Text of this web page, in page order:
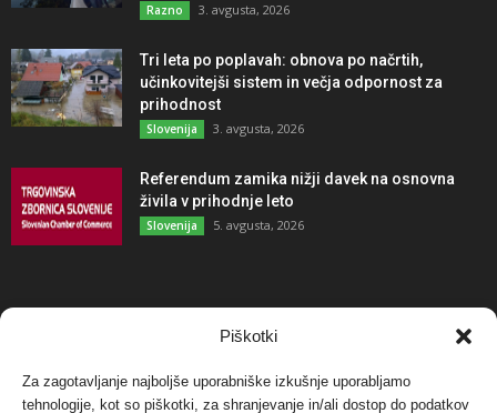
Piškotki
Za zagotavljanje najboljše uporabniške izkušnje uporabljamo
tehnologije, kot so piškotki, za shranjevanje in/ali dostop do podatkov
Razno 3. avgusta, 2026
Tri leta po poplavah: obnova po načrtih,
učinkovitejši sistem in večja odpornost za
prihodnost
Slovenija 3. avgusta, 2026
Referendum zamika nižji davek na osnovna
živila v prihodnje leto
Slovenija 5. avgusta, 2026
NAJBOLJ KOMENTIRANO
Protest proti vetrnim elektrarnam na Ojstrici, v
svetu pa vedno bolj...